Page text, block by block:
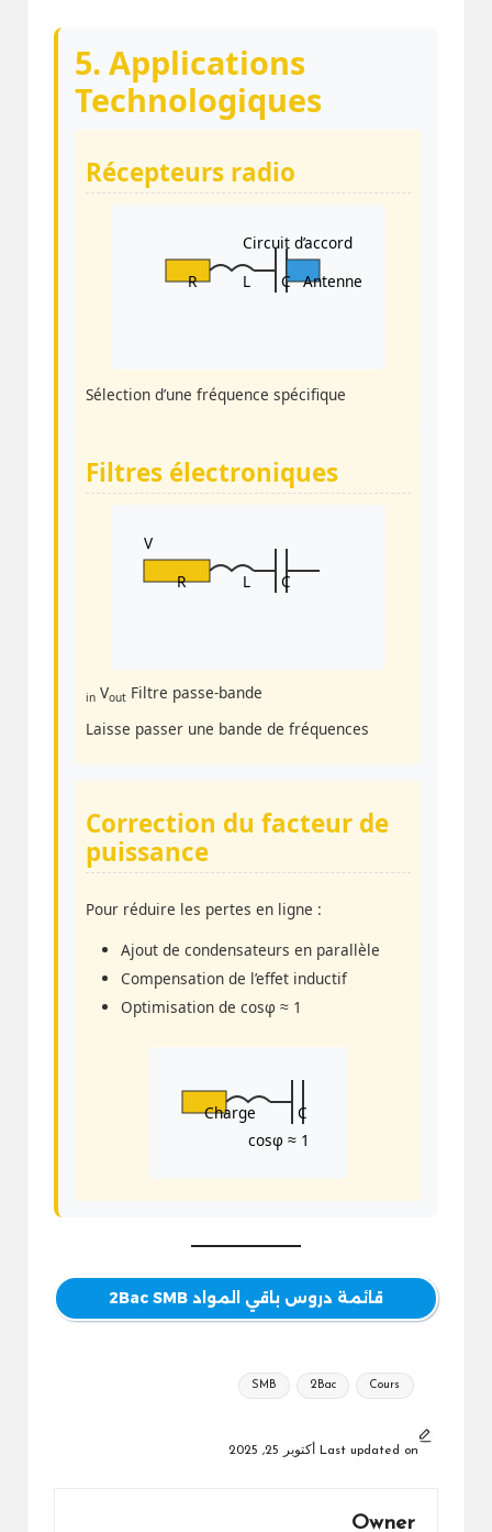
5. Applications
Technologiques
Récepteurs radio
R L C Antenne
Circuit d’accord
Sélection d’une fréquence spécifique
Filtres électroniques
R L C
V
in Vout Filtre passe-bande
Laisse passer une bande de fréquences
Correction du facteur de
puissance
Pour réduire les pertes en ligne :
Ajout de condensateurs en parallèle
Compensation de l’effet inductif
Optimisation de cosφ ≈ 1
Charge
C
cosφ ≈ 1
قائمة دروس باقي المواد 2Bac SMB
Tags:
SMB 2Bac Cours
Last updated on أكتوبر 25, 2025
Owner